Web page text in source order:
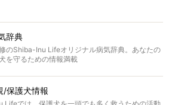
辞典
のShiba-Inu Lifeオリジナル病気辞典。あなたの
を守るための情報満載
/保護犬情報